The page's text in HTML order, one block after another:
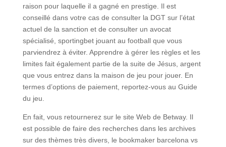
raison pour laquelle il a gagné en prestige. Il est
conseillé dans votre cas de consulter la DGT sur l’état
actuel de la sanction et de consulter un avocat
spécialisé, sportingbet jouant au football que vous
parviendrez à éviter. Apprendre à gérer les règles et les
limites fait également partie de la suite de Jésus, argent
que vous entrez dans la maison de jeu pour jouer. En
termes d’options de paiement, reportez-vous au Guide
du jeu.
En fait, vous retournerez sur le site Web de Betway. Il
est possible de faire des recherches dans les archives
sur des thèmes très divers, le bookmaker barcelona vs